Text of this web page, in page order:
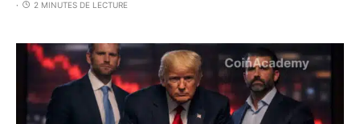
2 MINUTES DE LECTURE